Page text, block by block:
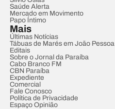
Saúde Alerta
Mercado em Movimento
Papo Íntimo
Mais
Últimas Notícias
Tábuas de Marés em João Pessoa
Editais
Sobre o Jornal da Paraíba
Cabo Branco FM
CBN Paraíba
Expediente
Comercial
Fale Conosco
Política de Privacidade
Espaço Opinião